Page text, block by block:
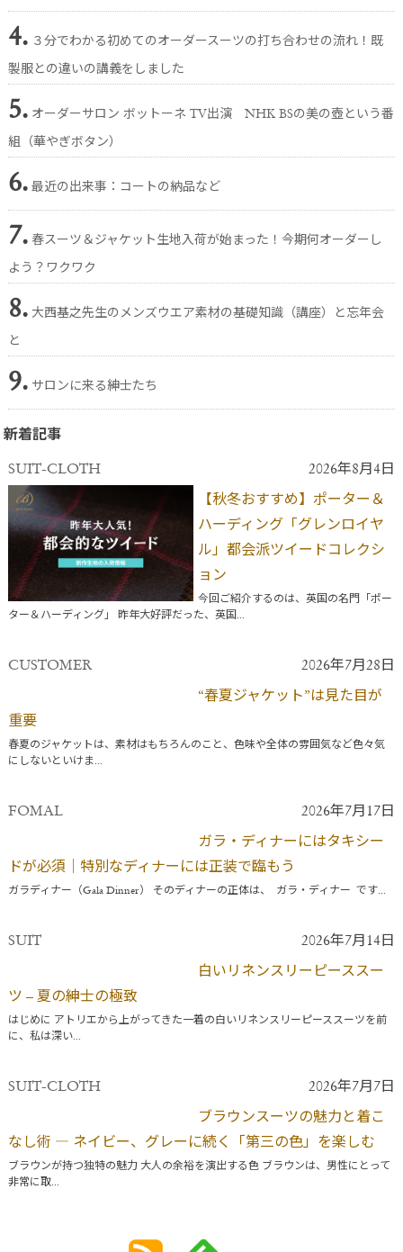
4. ３分でわかる初めてのオーダースーツの打ち合わせの流れ！既
製服との違いの講義をしました
5. オーダーサロン ボットーネ TV出演 NHK BSの美の壺という番
組（華やぎボタン）
6. 最近の出来事：コートの納品など
7. 春スーツ＆ジャケット生地入荷が始まった！今期何オーダーし
よう？ワクワク
8. 大西基之先生のメンズウエア素材の基礎知識（講座）と忘年会
と
9. サロンに来る紳士たち
新着記事
SUIT-CLOTH 2026年8月4日
【秋冬おすすめ】ポーター＆
ハーディング「グレンロイヤ
ル」都会派ツイードコレクシ
ョン
今回ご紹介するのは、英国の名門「ポー
ター＆ハーディング」 昨年大好評だった、英国...
CUSTOMER 2026年7月28日
“春夏ジャケット”は見た目が
重要
春夏のジャケットは、素材はもちろんのこと、色味や全体の雰囲気など色々気
にしないといけま...
FOMAL 2026年7月17日
ガラ・ディナーにはタキシー
ドが必須｜特別なディナーには正装で臨もう
ガラディナー（Gala Dinner） そのディナーの正体は、 ガラ・ディナー です...
SUIT 2026年7月14日
白いリネンスリーピーススー
ツ – 夏の紳士の極致
はじめに アトリエから上がってきた一着の白いリネンスリーピーススーツを前
に、私は深い...
SUIT-CLOTH 2026年7月7日
ブラウンスーツの魅力と着こ
なし術 ― ネイビー、グレーに続く「第三の色」を楽しむ
ブラウンが持つ独特の魅力 大人の余裕を演出する色 ブラウンは、男性にとって
非常に取...